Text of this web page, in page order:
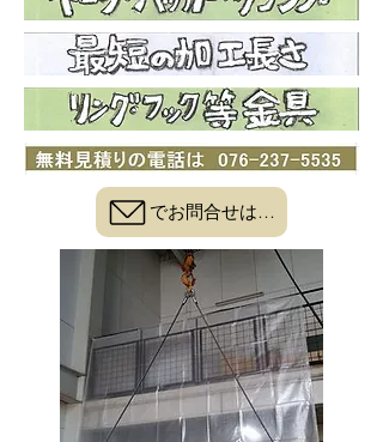
でお問合せはこちら